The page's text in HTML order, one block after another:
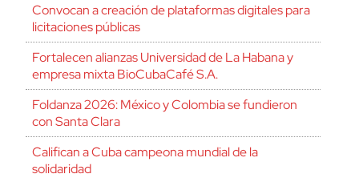
Convocan a creación de plataformas digitales para
licitaciones públicas
Fortalecen alianzas Universidad de La Habana y
empresa mixta BioCubaCafé S.A.
Foldanza 2026: México y Colombia se fundieron
con Santa Clara
Califican a Cuba campeona mundial de la
solidaridad